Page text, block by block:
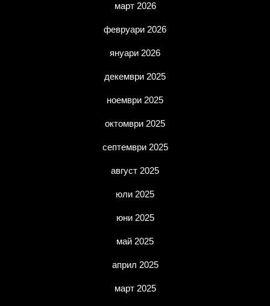
март 2026
февруари 2026
януари 2026
декември 2025
ноември 2025
октомври 2025
септември 2025
август 2025
юли 2025
юни 2025
май 2025
април 2025
март 2025